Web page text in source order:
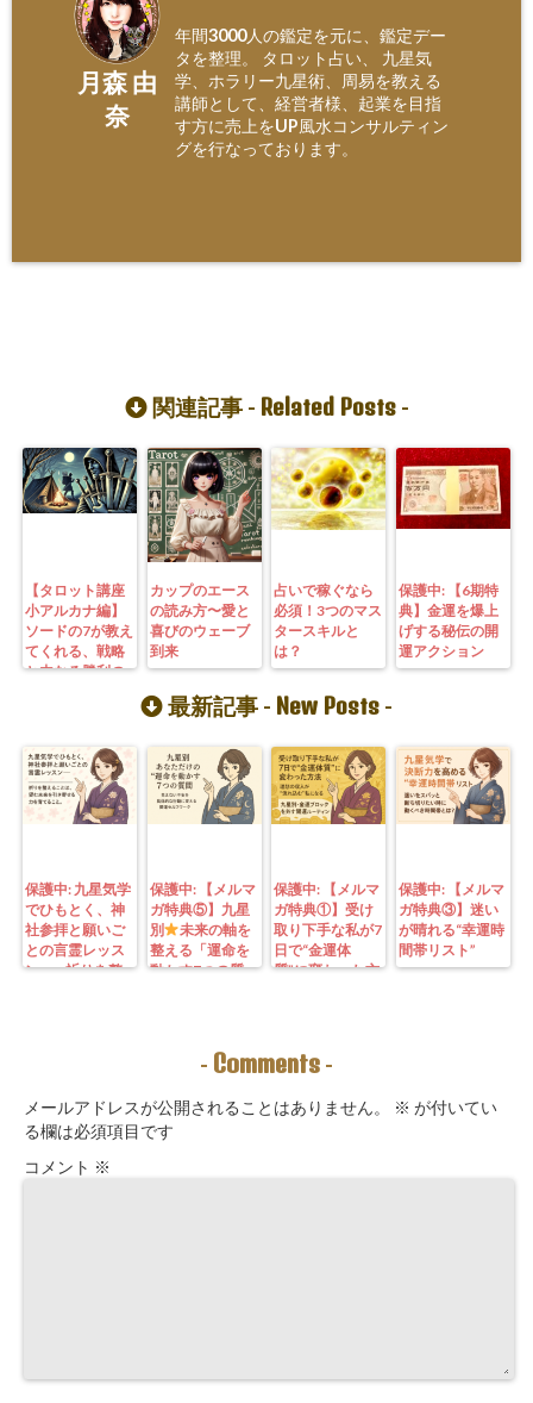
月森 由
奈
年間3000人の鑑定を元に、鑑定デー
タを整理。 タロット占い、 九星気
学、ホラリー九星術、周易を教える
講師として、経営者様、起業を目指
す方に売上をUP風水コンサルティン
グを行なっております。
関連記事 - Related Posts-
【タロット講座
小アルカナ編】
ソードの7が教え
てくれる、戦略
と内なる勝利の
カップのエース
の読み方〜愛と
喜びのウェーブ
到来
占いで稼ぐなら
必須！3つのマス
タースキルと
は？
保護中: 【6期特
典】金運を爆上
げする秘伝の開
運アクション
最新記事 - New Posts -
保護中: 九星気学
でひもとく、神
社参拝と願いご
との言霊レッス
ン—— 祈りを整
保護中: 【メルマ
ガ特典⑤】九星
別
未来の軸を
整える「運命を
動かす7つの質
ーチングできま
保護中: 【メルマ
ガ特典①】受け
取り下手な私が7
日で“金運体
質”に変わった方
九星別・金運ブ
ロックを外す開
保護中: 【メルマ
ガ特典③】迷い
が晴れる“幸運時
間帯リスト”
- Comments -
メールアドレスが公開されることはありません。 ※ が付いてい
る欄は必須項目です
コメント ※